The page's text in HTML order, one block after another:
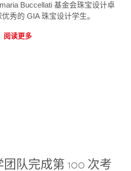
Buccellati 基金会珠宝设计卓
秀的 GIA 珠宝设计学生。
阅读更多
团队完成第 100 次考